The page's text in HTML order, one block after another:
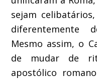
sejam
diferentemente
Mesmo assim, o
de mudar de
apostólico